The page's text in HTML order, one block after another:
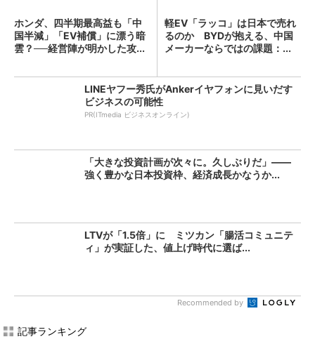
ホンダ、四半期最高益も「中
国半減」「EV補償」に漂う暗
雲？──経営陣が明かした攻...
軽EV「ラッコ」は日本で売れ
るのか BYDが抱える、中国
メーカーならではの課題：...
LINEヤフー秀氏がAnkerイヤフォンに見いだす
ビジネスの可能性
PR(ITmedia ビジネスオンライン)
「大きな投資計画が次々に。久しぶりだ」――
強く豊かな日本投資枠、経済成長かなうか...
LTVが「1.5倍」に ミツカン「腸活コミュニテ
ィ」が実証した、値上げ時代に選ば...
Recommended by
記事ランキング